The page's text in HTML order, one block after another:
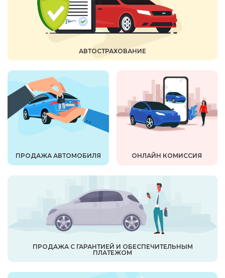
АВТОСТРАХОВАНИЕ
ПРОДАЖА АВТОМОБИЛЯ ОНЛАЙН КОМИССИЯ
ПРОДАЖА С ГАРАНТИЕЙ И ОБЕСПЕЧИТЕЛЬНЫМ
ПЛАТЕЖОМ